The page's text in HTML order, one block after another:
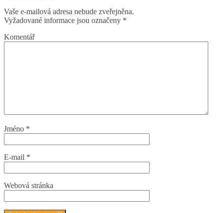
Vaše e-mailová adresa nebude zveřejněna.
Vyžadované informace jsou označeny *
Komentář
Jméno *
E-mail *
Webová stránka